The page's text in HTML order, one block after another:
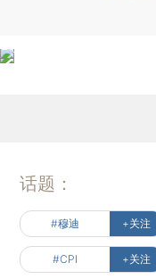
话题：
#穆迪 +关注
#CPI +关注